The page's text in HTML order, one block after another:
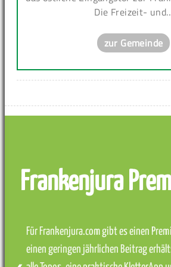
Die Freizeit-
zur Gemeinde
Frankenjura
Für Frankenjura.com gibt es einen
einen geringen jährlichen Beitrag